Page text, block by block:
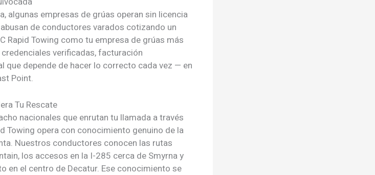
algunas empresas de grúas operan sin licencia
de conductores varados cotizando un
Rapid Towing como tu empresa de grúas más
verificadas, facturación
que depende de hacer lo correcto cada vez — en
Point.
Tu Rescate
nacionales que enrutan tu llamada a través
Towing opera con conocimiento genuino de la
Nuestros conductores conocen las rutas
los accesos en la I-285 cerca de Smyrna y
en el centro de Decatur. Ese conocimiento se